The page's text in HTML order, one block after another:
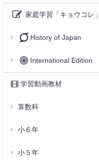
家庭学習「キョウコレ」
History of Japan
International Edition
学習動画教材
算数科
小６年
小５年